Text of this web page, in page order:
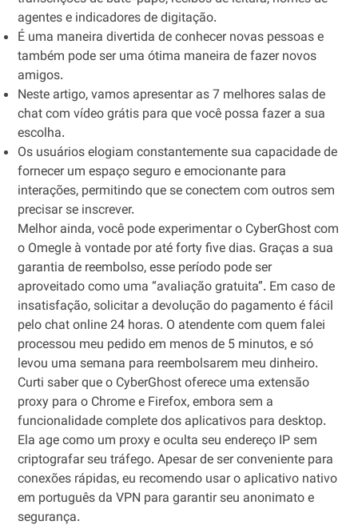
agentes e indicadores de digitação.
É uma maneira divertida de conhecer novas pessoas e
também pode ser uma ótima maneira de fazer novos
amigos.
Neste artigo, vamos apresentar as 7 melhores salas de
chat com vídeo grátis para que você possa fazer a sua
escolha.
Os usuários elogiam constantemente sua capacidade de
fornecer um espaço seguro e emocionante para
interações, permitindo que se conectem com outros sem
precisar se inscrever.
Melhor ainda, você pode experimentar o CyberGhost com
o Omegle à vontade por até forty five dias. Graças a sua
garantia de reembolso, esse período pode ser
aproveitado como uma “avaliação gratuita”. Em caso de
insatisfação, solicitar a devolução do pagamento é fácil
pelo chat online 24 horas. O atendente com quem falei
processou meu pedido em menos de 5 minutos, e só
levou uma semana para reembolsarem meu dinheiro.
Curti saber que o CyberGhost oferece uma extensão
proxy para o Chrome e Firefox, embora sem a
funcionalidade complete dos aplicativos para desktop.
Ela age como um proxy e oculta seu endereço IP sem
criptografar seu tráfego. Apesar de ser conveniente para
conexões rápidas, eu recomendo usar o aplicativo nativo
em português da VPN para garantir seu anonimato e
segurança.